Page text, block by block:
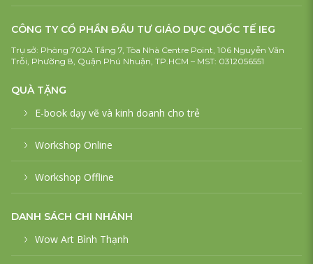
CÔNG TY CỔ PHẦN ĐẦU TƯ GIÁO DỤC QUỐC TẾ IEG
Trụ sở: Phòng 702A Tầng 7, Tòa Nhà Centre Point, 106 Nguyễn Văn
Trỗi, Phường 8, Quận Phú Nhuận, TP.HCM – MST: 0312056551
QUÀ TẶNG
E-book dạy vẽ và kinh doanh cho trẻ
Workshop Online
Workshop Offline
DANH SÁCH CHI NHÁNH
Wow Art Bình Thạnh